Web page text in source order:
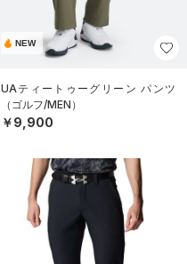
NEW
UAティートゥーグリーン パンツ
（ゴルフ/MEN）
￥9,900